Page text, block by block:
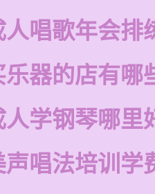
人唱歌年会排
乐器的店有哪
人学钢琴哪里
声唱法培训学